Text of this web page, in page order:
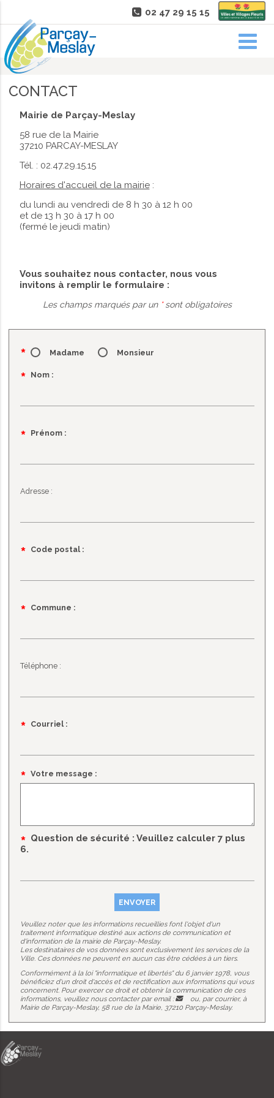
02 47 29 15 15
CONTACT
Mairie de Parçay-Meslay
58 rue de la Mairie
37210 PARCAY-MESLAY
Tél. : 02.47.29.15.15
Horaires d'accueil de la mairie:
du lundi au vendredi de 8 h 30 à 12 h 00
et de 13 h 30 à 17 h 00
(fermé le jeudi matin)
Vous souhaitez nous contacter, nous vous
invitons à remplir le formulaire :
Les champs marqués par un *sont obligatoires
Madame Monsieur
Champ
Nom :
*
Champ
Prénom :
*
Adresse :
Champ
obligatoire
Code postal :
*
Champ
Commune :
*
Téléphone :
Champ
Courriel :
*
Champ
Votre message :
*
Question de sécurité
*
: Veuillez calculer 7 plus
6.
Veuillez noter que les informations recueillies font l'objet d'un
traitement informatique destiné aux actions de communication et
d'information de la mairie de Parçay-Meslay.
Les destinataires de vos données sont exclusivement les services de la
Ville. Ces données ne peuvent en aucun cas être cédées à un tiers.
Conformément à la loi "informatique et libertés" du 6 janvier 1978, vous
bénéficiez d'un droit d'accès et de rectification aux informations qui vous
concernent. Pour exercer ce droit et obtenir la communication de ces
informations, veuillez nous contacter par email :
ou, par courrier, à
Mairie de Parçay-Meslay, 58 rue de la Mairie, 37210 Parçay-Meslay.